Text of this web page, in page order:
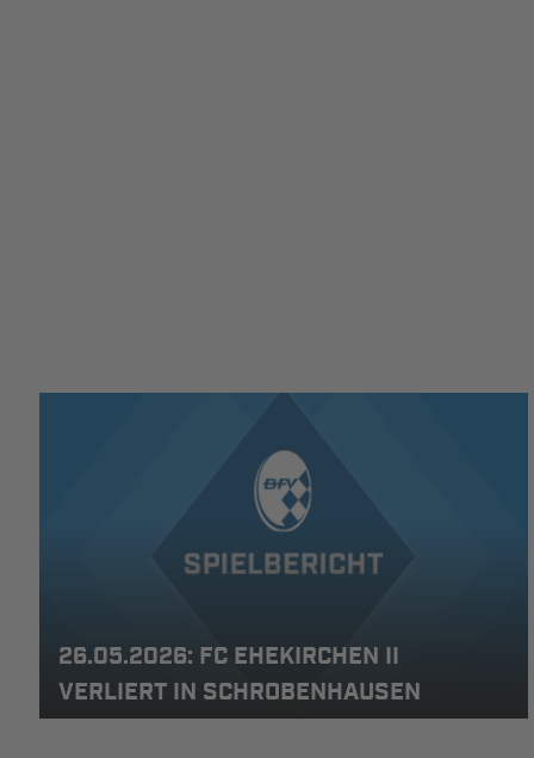
26.05.2026: FC EHEKIRCHEN II
VERLIERT IN SCHROBENHAUSEN